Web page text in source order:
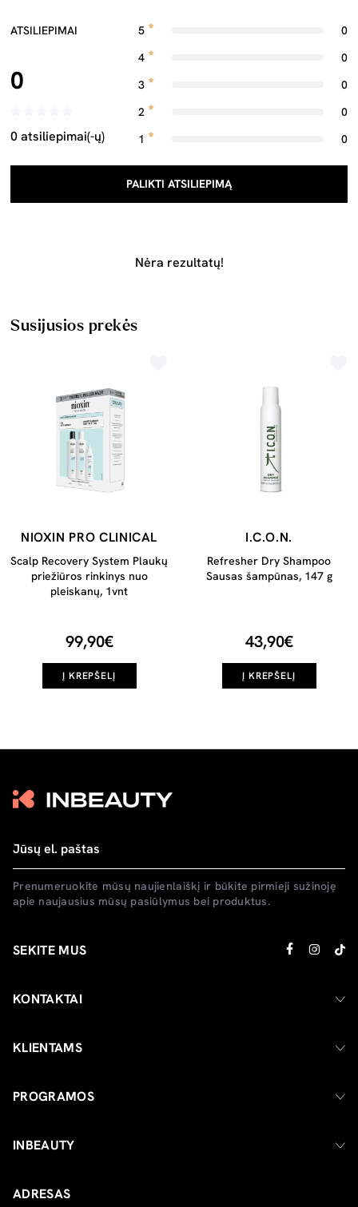
ATSILIEPIMAI
0
0 atsiliepimai(-ų)
5
0
4
0
3
0
2
0
1
0
PALIKTI ATSILIEPIMĄ
Nėra rezultatų!
Susijusios prekės
NIOXIN PRO CLINICAL
Scalp Recovery System Plaukų
priežiūros rinkinys nuo
pleiskanų, 1vnt
99,90€
Į KREPŠELĮ
I.C.O.N.
Refresher Dry Shampoo
Sausas šampūnas, 147 g
43,90€
Į KREPŠELĮ
Prenumeruokite mūsų naujienlaiškį ir būkite pirmieji sužinoję
apie naujausius mūsų pasiūlymus bei produktus.
SEKITE MUS
KONTAKTAI
KLIENTAMS
PROGRAMOS
INBEAUTY
ADRESAS